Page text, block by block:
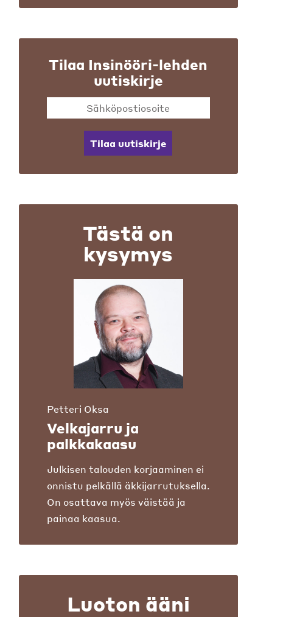
Tilaa Insinööri-lehden
uutiskirje
Tilaa uutiskirje
Tästä on
kysymys
Petteri Oksa
Velkajarru ja
palkkakaasu
Julkisen talouden korjaaminen ei
onnistu pelkällä äkkijarrutuksella.
On osattava myös väistää ja
painaa kaasua.
Luoton ääni